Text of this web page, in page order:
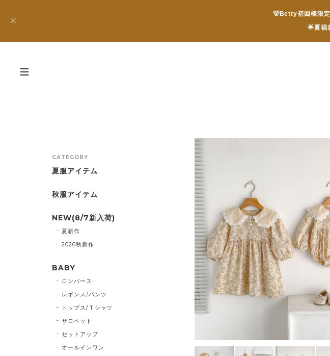
🐻Betty初回様限
🌟夏福
CATEGORY
夏服アイテム
秋服アイテム
NEW(8/7新入荷)
夏新作
2026秋新作
BABY
ロンパース
レギンス/パンツ
トップス/Ｔシャツ
サロペット
セットアップ
オールインワン